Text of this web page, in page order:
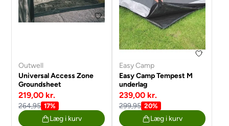
Outwell
Universal Access Zone
Groundsheet
219,00 kr.
264,95 17%
Læg i kurv
Easy Camp
Easy Camp Tempest M
underlag
239,00 kr.
299,95 20%
Læg i kurv